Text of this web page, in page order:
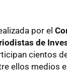
por el
de
cientos
ellos medios